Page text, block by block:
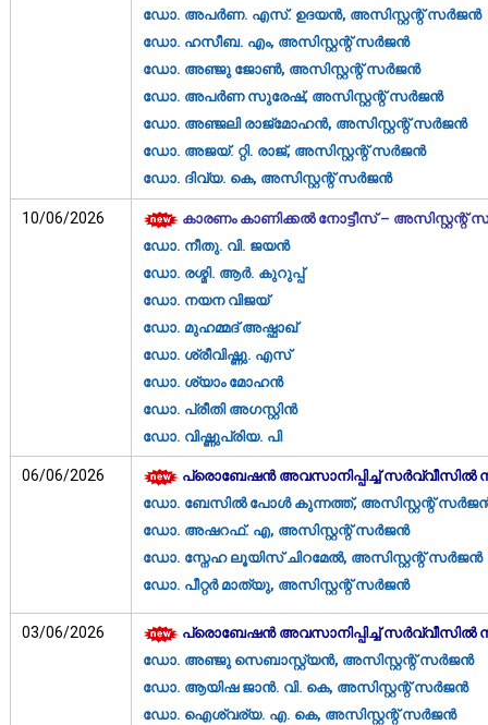
ഡോ. അപർണ. എസ്. ഉദയൻ, അസിസ്റ്റന്റ് സർജൻ
ഡോ. ഹസീബ. എം, അസിസ്റ്റന്റ് സർജൻ
ഡോ. അഞ്ജു ജോൺ, അസിസ്റ്റന്റ് സർജൻ
ഡോ. അപർണ സുരേഷ്, അസിസ്റ്റന്റ് സർജൻ
ഡോ. അഞ്ജലി രാജ്മോഹൻ, അസിസ്റ്റന്റ് സർജൻ
ഡോ. അജയ്. റ്റി. രാജ്, അസിസ്റ്റന്റ് സർജൻ
ഡോ. ദിവ്യ. കെ, അസിസ്റ്റന്റ് സർജൻ
10/06/2026
കാരണം കാണിക്കൽ നോട്ടീസ് – അസിസ്റ്റന്റ്
ഡോ. നീതു. വി. ജയൻ
ഡോ. രശ്മി. ആർ. കുറുപ്പ്
ഡോ. നയന വിജയ്
ഡോ. മുഹമ്മദ് അഷ്ഫാഖ്
ഡോ. ശ്രീവിഷ്ണു. എസ്
ഡോ. ശ്യാം മോഹൻ
ഡോ. പ്രീതി അഗസ്റ്റിൻ
ഡോ. വിഷ്ണുപ്രിയ. പി
06/06/2026
പ്രൊബേഷന്‍ അവസാനിപ്പിച്ച്
ഡോ. ബേസിൽ പോൾ കുന്നത്ത്, അസിസ്റ്റന്റ്
ഡോ. അഷറഫ്. എ, അസിസ്റ്റന്റ് സർജൻ
ഡോ. സ്നേഹ ലൂയിസ് ചിറമേൽ, അസിസ്റ്റന്റ് സർജൻ
ഡോ. പീറ്റർ മാത്യു, അസിസ്റ്റന്റ് സർജൻ
03/06/2026
പ്രൊബേഷന്‍ അവസാനിപ്പിച്ച്
ഡോ. അഞ്ജു സെബാസ്റ്റ്യൻ, അസിസ്റ്റന്റ് സർജൻ
ഡോ. ആയിഷ ജാൻ. വി. കെ, അസിസ്റ്റന്റ് സർജൻ
ഡോ. ഐശ്വര്യ. എ. കെ, അസിസ്റ്റന്റ് സർജൻ